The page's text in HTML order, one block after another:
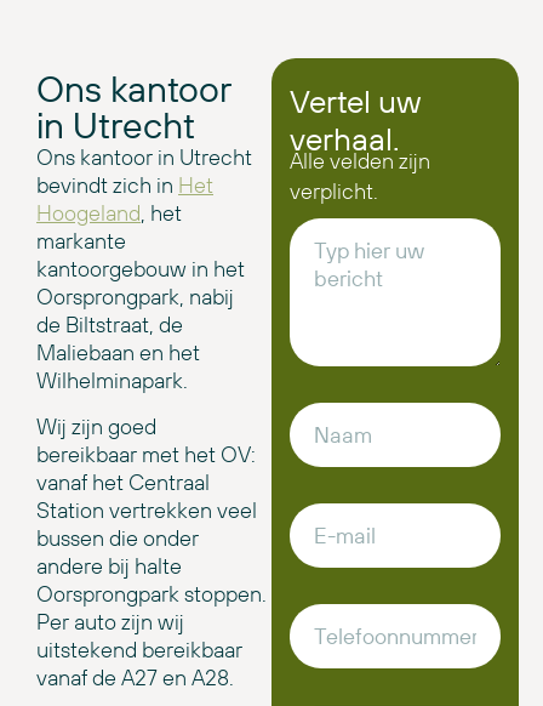
Ons kantoor
in Utrecht
Ons kantoor in Utrecht
bevindt zich in Het
Hoogeland, het
markante
kantoorgebouw in het
Oorsprongpark, nabij
de Biltstraat, de
Maliebaan en het
Wilhelminapark.
Wij zijn goed
bereikbaar met het OV:
vanaf het Centraal
Station vertrekken veel
bussen die onder
andere bij halte
Oorsprongpark stoppen.
Per auto zijn wij
uitstekend bereikbaar
vanaf de A27 en A28.
Vertel uw
verhaal.
Alle velden zijn
verplicht.